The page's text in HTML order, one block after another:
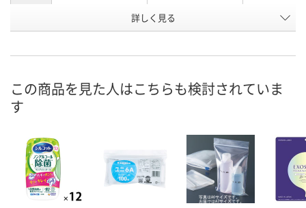
7枚
号
お届け日
数量
カゴへ カゴへ カ
詳しく見る
この商品を見た人はこちらも検討されていま
す